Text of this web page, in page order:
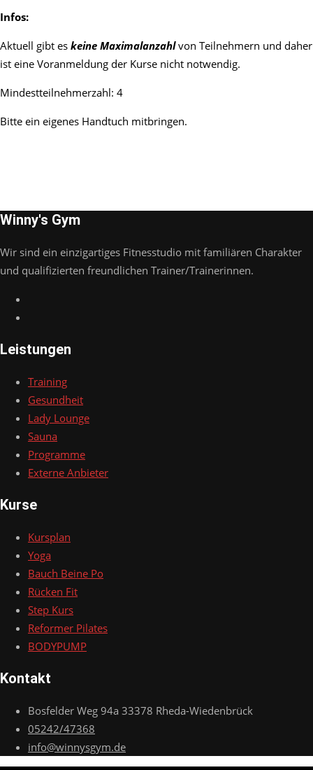
Infos:
Aktuell gibt es keine Maximalanzahlvon Teilnehmern und daher
ist eine Voranmeldung der Kurse nicht notwendig.
Mindestteilnehmerzahl: 4
Bitte ein eigenes Handtuch mitbringen.
Winny's Gym
Wir sind ein einzigartiges Fitnesstudio mit familiären Charakter
und qualifizierten freundlichen Trainer/Trainerinnen.
Leistungen
Training
Gesundheit
Lady Lounge
Sauna
Programme
Externe Anbieter
Kurse
Kursplan
Yoga
Bauch Beine Po
Rücken Fit
Step Kurs
Reformer Pilates
BODYPUMP
Kontakt
Bosfelder Weg 94a 33378 Rheda-Wiedenbrück
05242/47368
info@winnysgym.de